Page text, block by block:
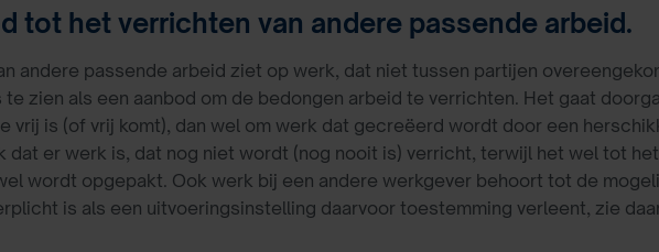
tot het verrichten van andere passende arbeid.
andere passende arbeid ziet op werk, dat niet tussen partijen
te zien als een aanbod om de bedongen arbeid te verrichten. Het gaat
vrij is (of vrij komt), dan wel om werk dat gecreëerd wordt door een
dat er werk is, dat nog niet wordt (nog nooit is) verricht, terwijl het wel tot
wordt opgepakt. Ook werk bij een andere werkgever behoort tot de
is als een uitvoeringsinstelling daarvoor toestemming verleent, zie